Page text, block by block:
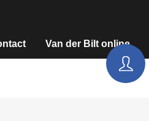
Van der Bilt online